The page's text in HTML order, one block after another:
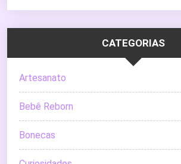
CATEGORIAS
Artesanato
Bebê Reborn
Bonecas